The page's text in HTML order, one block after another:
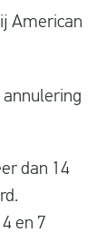
American
dan 14
en 7